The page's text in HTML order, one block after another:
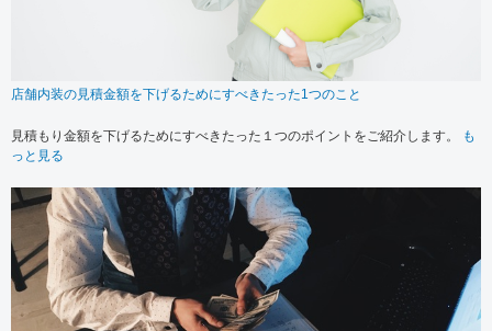
店舗内装の見積金額を下げるためにすべきたった1つのこと
見積もり金額を下げるためにすべきたった１つのポイントをご紹介します。
も
っと見る